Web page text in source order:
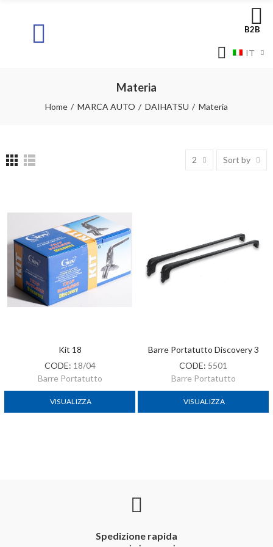
B2B
IT
Materia
Home MARCA AUTO DAIHATSU Materia
2 Sort by
Kit 18
CODE: 18/04
Barre Portatutto
VISUALIZZA
Barre Portatutto Discovery 3
CODE: 5501
Barre Portatutto
VISUALIZZA
Spedizione rapida